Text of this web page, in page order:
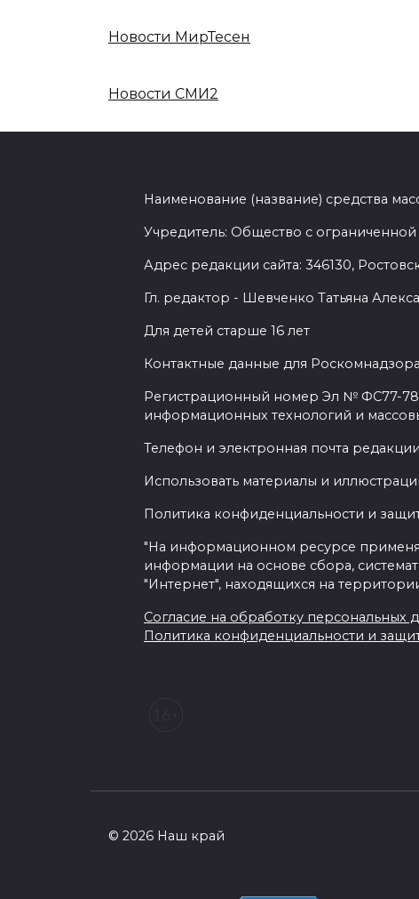
Новости МирТесен
Новости СМИ2
Наименование (название) средства
Учредитель: Общество с
Адрес редакции сайта: 346130,
Гл. редактор - Шевченко Татьяна
Для детей старше 16 лет
Контактные данные для
Регистрационный номер Эл № ФС77-
информационных технологий и
Телефон и электронная почта
Использовать материалы и
Политика конфиденциальности и
"На информационном ресурсе
информации на основе сбора,
"Интернет", находящихся на
Согласие на обработку
Политика конфиденциальности и
© 2026 Наш край